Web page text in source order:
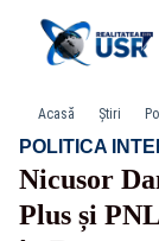
Acasă Știri
POLITICA
Nicusor
Plus și